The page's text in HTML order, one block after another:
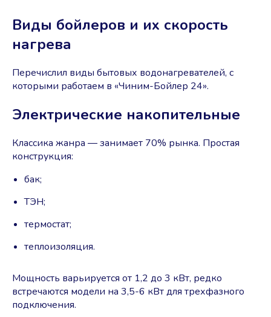
Виды бойлеров и их скорость
нагрева
Перечислил виды бытовых водонагревателей, с
которыми работаем в «Чиним-Бойлер 24».
Электрические накопительные
Классика жанра ― занимает 70% рынка. Простая
конструкция:
бак;
ТЭН;
термостат;
теплоизоляция.
Мощность варьируется от 1,2 до 3 кВт, редко
встречаются модели на 3,5-6 кВт для трехфазного
подключения.